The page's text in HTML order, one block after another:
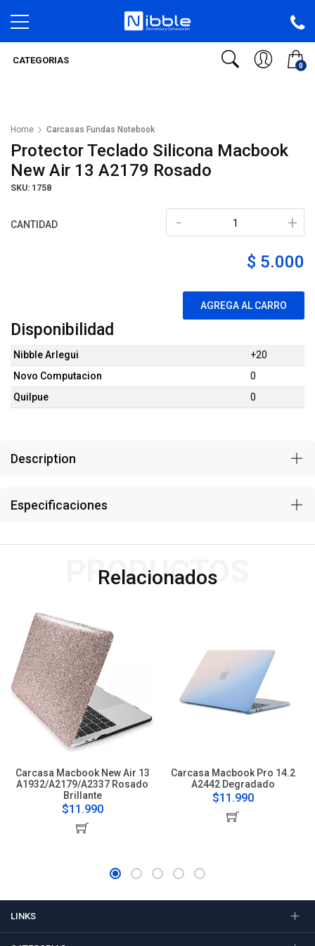
0
CATEGORIAS
Home Carcasas Fundas Notebook
Protector Teclado Silicona Macbook
New Air 13 A2179 Rosado
SKU: 1758
CANTIDAD +
-
$ 5.000
AGREGA AL CARRO
Disponibilidad
Nibble Arlegui
+20
Novo Computacion
0
Quilpue
0
Description
Especificaciones
Relacionados
PRODUCTOS
Carcasa Macbook New Air 13
A1932/A2179/A2337 Rosado
Brillante
$11.990
Carcasa Macbook Pro 14.2
A2442 Degradado
$11.990
LINKS